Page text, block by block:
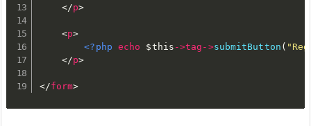
</p>
<p>
<?php echo $this ->tag - >submitButton (
</p>
</form>